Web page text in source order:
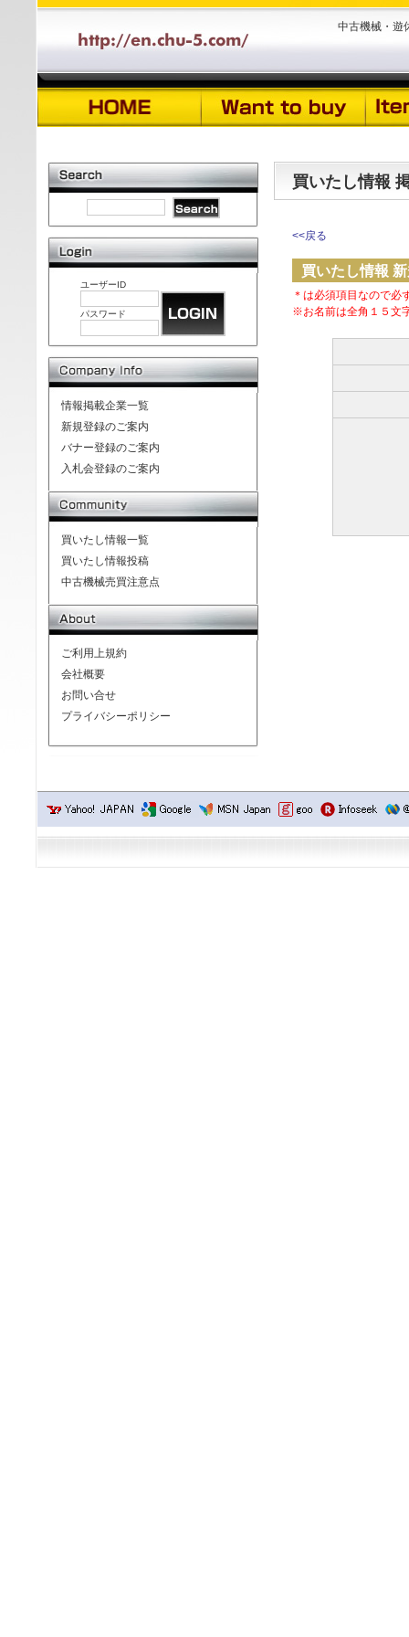
中古機械・遊
買いたし情報
<<戻る
買いたし情報
＊は必須項目なので必
※お名前は全角１５文
ユーザーID
パスワード
情報掲載企業一覧
新規登録のご案内
バナー登録のご案内
入札会登録のご案内
買いたし情報一覧
買いたし情報投稿
中古機械売買注意点
ご利用上規約
会社概要
お問い合せ
プライバシーポリシー